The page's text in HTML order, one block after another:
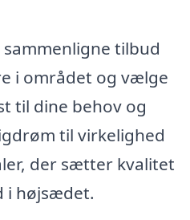
tilbud
i området og vælge
til dine behov og
til virkelighed
der sætter kvalitet
i højsædet.